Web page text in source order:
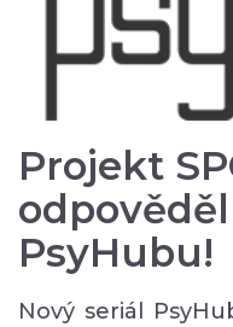
Projekt
PsyHubu!
Nový seriál